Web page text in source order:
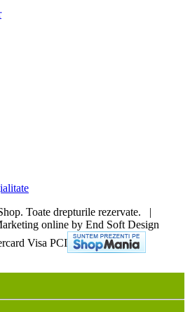
Toate drepturile rezervate. |
online by End Soft Design